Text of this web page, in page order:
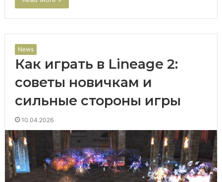
News
Как играть в Lineage 2:
советы новичкам и
сильные стороны игры
10.04.2026